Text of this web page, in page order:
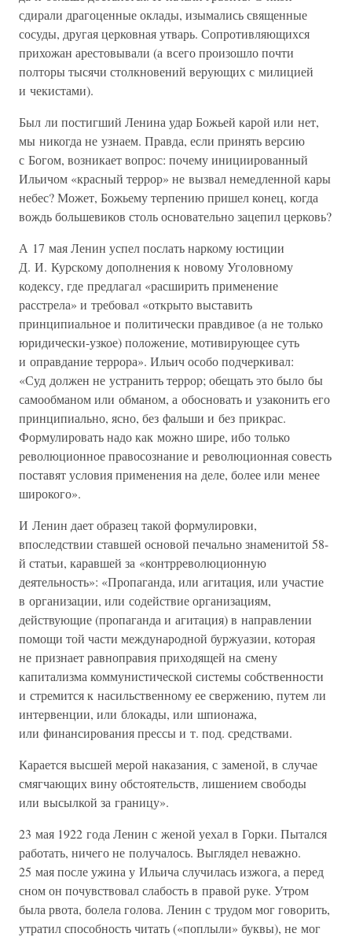
сдирали драгоценные оклады, изымались священные
сосуды, другая церковная утварь. Сопротивляющихся
прихожан арестовывали (а всего произошло почти
полторы тысячи столкновений верующих с милицией
и чекистами).
Был ли постигший Ленина удар Божьей карой или нет,
мы никогда не узнаем. Правда, если принять версию
с Богом, возникает вопрос: почему инициированный
Ильичом «красный террор» не вызвал немедленной кары
небес? Может, Божьему терпению пришел конец, когда
вождь большевиков столь основательно зацепил церковь?
А 17 мая Ленин успел послать наркому юстиции
Д. И. Курскому дополнения к новому Уголовному
кодексу, где предлагал «расширить применение
расстрела» и требовал «открыто выставить
принципиальное и политически правдивое (а не только
юридически-узкое) положение, мотивирующее суть
и оправдание террора». Ильич особо подчеркивал:
«Суд должен не устранить террор; обещать это было бы
самообманом или обманом, а обосновать и узаконить его
принципиально, ясно, без фальши и без прикрас.
Формулировать надо как можно шире, ибо только
революционное правосознание и революционная совесть
поставят условия применения на деле, более или менее
широкого».
И Ленин дает образец такой формулировки,
впоследствии ставшей основой печально знаменитой 58-
й статьи, каравшей за «контрреволюционную
деятельность»: «Пропаганда, или агитация, или участие
в организации, или содействие организациям,
действующие (пропаганда и агитация) в направлении
помощи той части международной буржуазии, которая
не признает равноправия приходящей на смену
капитализма коммунистической системы собственности
и стремится к насильственному ее свержению, путем ли
интервенции, или блокады, или шпионажа,
или финансирования прессы и т. под. средствами.
Карается высшей мерой наказания, с заменой, в случае
смягчающих вину обстоятельств, лишением свободы
или высылкой за границу».
23 мая 1922 года Ленин с женой уехал в Горки. Пытался
работать, ничего не получалось. Выглядел неважно.
25 мая после ужина у Ильича случилась изжога, а перед
сном он почувствовал слабость в правой руке. Утром
была рвота, болела голова. Ленин с трудом мог говорить,
утратил способность читать («поплыли» буквы), не мог